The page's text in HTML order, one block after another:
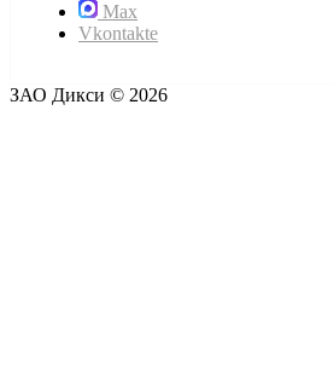
Max
Vkontakte
ЗАО Дикси © 2026